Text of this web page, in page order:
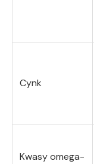
Cynk
Kwasy omega-